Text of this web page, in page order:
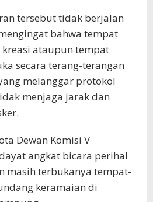
tersebut tidak berjalan
bahwa tempat
ataupun tempat
secara terang-terangan
melanggar protokol
menjaga jarak dan
Dewan Komisi V
angkat bicara perihal
masih terbukanya tempat-
keramaian di